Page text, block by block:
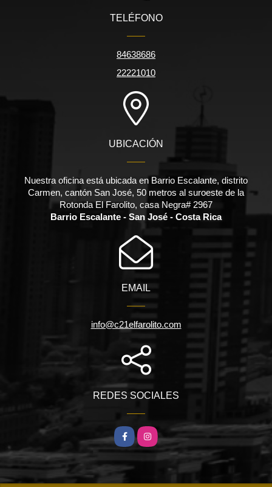
TELÉFONO
84638686
22221010
UBICACIÓN
Nuestra oficina está ubicada en Barrio Escalante, distrito
Carmen, cantón San José, 50 metros al suroeste de la
Rotonda El Farolito, casa Negra# 2967
Barrio Escalante - San José - Costa Rica
EMAIL
info@c21elfarolito.com
REDES SOCIALES
FacebookInstagram